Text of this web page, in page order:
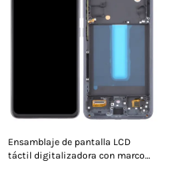
Ensamblaje de pantalla LCD
táctil digitalizadora con marco